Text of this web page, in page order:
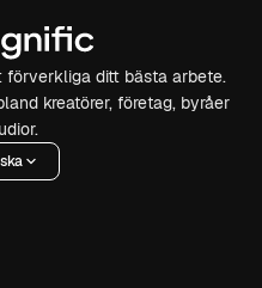
förverkliga ditt bästa arbete.
kreatörer, företag, byråer